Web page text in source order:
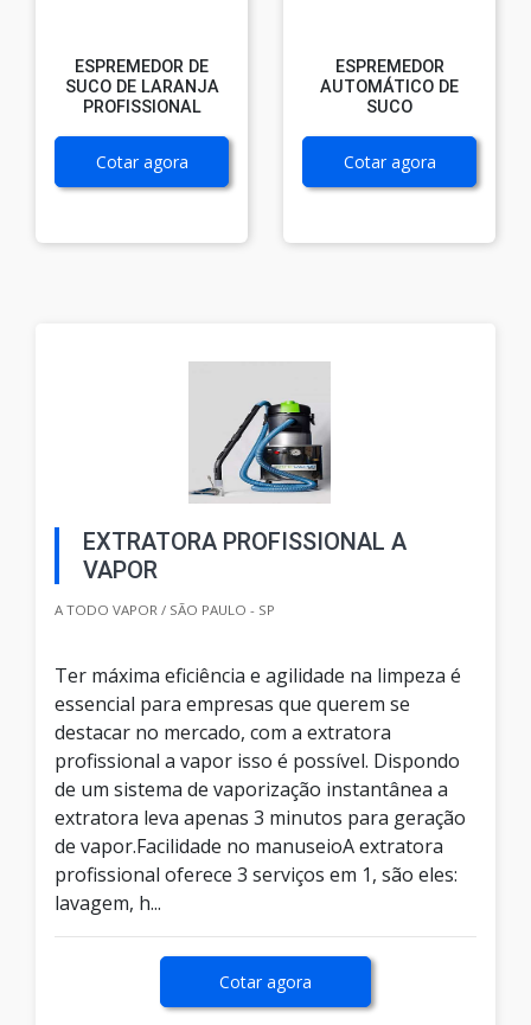
ESPREMEDOR DE
SUCO DE LARANJA
PROFISSIONAL
Cotar agora
ESPREMEDOR
AUTOMÁTICO DE
SUCO
Cotar agora
EXTRATORA PROFISSIONAL A
VAPOR
A TODO VAPOR / SÃO PAULO - SP
Ter máxima eficiência e agilidade na limpeza é
essencial para empresas que querem se
destacar no mercado, com a extratora
profissional a vapor isso é possível. Dispondo
de um sistema de vaporização instantânea a
extratora leva apenas 3 minutos para geração
de vapor.Facilidade no manuseioA extratora
profissional oferece 3 serviços em 1, são eles:
lavagem, h...
Cotar agora